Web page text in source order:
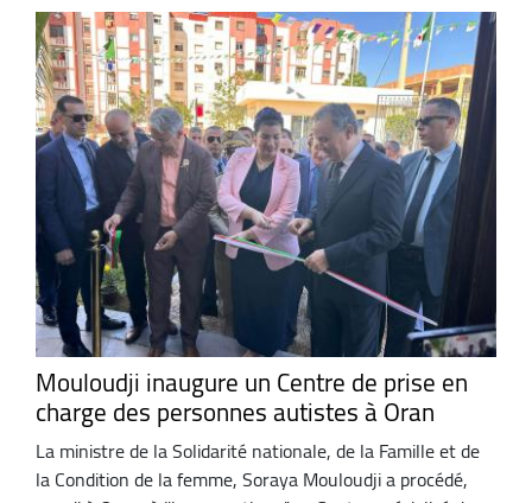
Mouloudji inaugure un Centre de prise en
charge des personnes autistes à Oran
La ministre de la Solidarité nationale, de la Famille et de
la Condition de la femme, Soraya Mouloudji a procédé,